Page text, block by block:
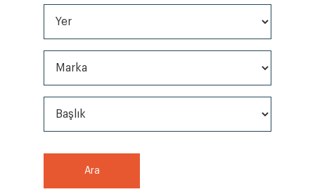
Ara